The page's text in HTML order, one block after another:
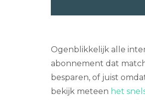
Ogenblikkelijk alle
abonnement dat
besparen, of juist
bekijk meteen het